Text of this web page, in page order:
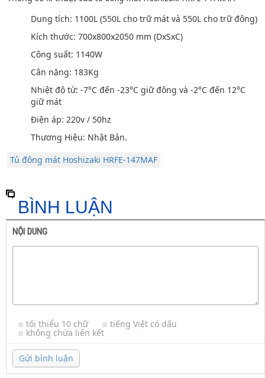
Dung tích: 1100L (550L cho trữ mát và 550L cho trữ đông)
Kích thước: 700x800x2050 mm (DxSxC)
Công suất: 1140W
Cân nặng: 183Kg
Nhiệt độ từ: -7°C đến -23°C giữ đông và -2°C đến 12°C
giữ mát
Điện áp: 220v / 50hz
Thương Hiệu: Nhật Bản.
Tủ đông mát Hoshizaki HRFE-147MAF
BÌNH LUẬN
NỘI DUNG
tối thiểu 10 chữ tiếng Việt có dấu
không chứa liên kết
Gửi bình luận